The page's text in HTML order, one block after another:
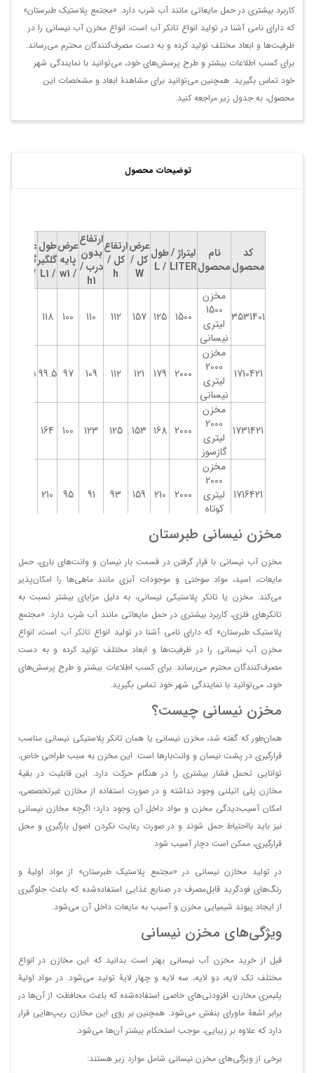
کاربرد بیشتری در حمل مایعاتی مانند آب شرب دارد. «مجتمع پلاستیک طبرستان»
که دارای نامی آشنا در تولید انواع تانکر آب است، انواع مخزن آب نیسانی را در
ظرفیت‌ها و ابعاد مختلف تولید کرده و به دست مصرف‌کنندگان محترم می‌رساند.
برای کسب اطلاعات بیشتر و طرح پرسش‌های خود، می‌توانید با نمایندگی شهر
خود تماس بگیرید. همچنین می‌توانید برای مشاهدۀ ابعاد و مشخصات این
محصول، به جدول زیر مراجعه کنید.
توضیحات محصول
کد
محصول
نام
محصول
لیتراژ /
LITER
طول
/ L
عرض
کل /
W
ارتفاع
کل /
h
ارتفاع
بدون
درب /
h1
عرض
پایه
/ w1
طول
گلگیر
/ L1
عرض
گلگیر
/ w2
3531401
مخزن
1500
لیتری
نیسانی
1500
125
157
112
110
100
118
1710421
مخزن
2000
لیتری
نیسانی
2000
179
121
112
109
97
99.5
90.5
1731421
مخزن
2000
لیتری
گازسوز
2000
168
153
125
123
100
164
1716421
مخزن
2000
لیتری
کوتاه
2000
210
159
93
91
95
210
1731422
مخزن
لیتری
بلند
نیسانی
2000
177
152.5
126
122.5
99.5
164
20
مخزن نیسانی طبرستان
مخزن آب نیسانی با قرار گرفتن در قسمت بار نیسان و وانت‌های باری، حمل
مایعات، اسید، مواد سوختی و موجودات آبزی مانند ماهی‌ها را امکان‌پذیر
می‌کند. مخزن یا تانکر پلاستیکی نیسانی، به دلیل مزایای بیشتر نسبت به
تانکر‌های فلزی، کاربرد بیشتری در حمل مایعاتی مانند آب شرب دارد. «مجتمع
پلاستیک طبرستان» که دارای نامی آشنا در تولید انواع تانکر آب است، انواع
مخزن آب نیسانی را در ظرفیت‌ها و ابعاد مختلف تولید کرده و به دست
مصرف‌کنندگان محترم می‌رساند. برای کسب اطلاعات بیشتر و طرح پرسش‌های
خود، می‌توانید با نمایندگی شهر خود تماس بگیرید.
مخزن نیسانی چیست؟
همان‌طور که گفته شد، مخزن نیسانی یا همان تانکر پلاستیکی نیسانی مناسب
قرارگیری در پشت نیسان و وانت‌بارها است. این مخزن به سبب طراحی خاص،
توانایی تحمل فشار بیشتری را در هنگام حرکت دارد. این قابلیت در بقیۀ
مخازن پلی اتیلنی وجود نداشته و در صورت استفاده از مخازن غیرتخصصی،
امکان آسیب‌دیدگی مخزن و مواد داخل آن وجود دارد؛ اگرچه مخازن نیسانی
نیز باید بااحتیاط حمل شوند و در صورت رعایت نکردن اصول بارگیری و محل
قرارگیری، ممکن است دچار آسیب شود.
در تولید مخازن نیسانی در «مجتمع پلاستیک طبرستان» از مواد اولیۀ و
رنگ‌های فودگرید قابل‌مصرف در صنایع غذایی استفاده‌شده که باعث جلوگیری
از ایجاد پیوند شیمیایی مخزن و آسیب به مایعات داخل آن می‌شود.
ویژگی‌های مخزن نیسانی
قبل از خرید مخزن آب نیسانی بهتر است بدانید که این مخازن در انواع
مختلف تک‌ لایه، دو لایه، سه لایه و چهار لایۀ تولید می‌شود. در مواد اولیۀ
پلیمری مخازن، افزودنی‌های خاصی استفاده‌شده که باعث محافظت از آن‌ها در
برابر اشعۀ ماورای بنفش می‌شود. همچنین بر روی این مخازن ریپ‌هایی قرار
دارد که علاوه بر زیبایی، موجب استحکام بیشتر آن‌ها می‌شود.
برخی از ویژگی‌های مخزن نیسانی شامل موارد زیر هستند: